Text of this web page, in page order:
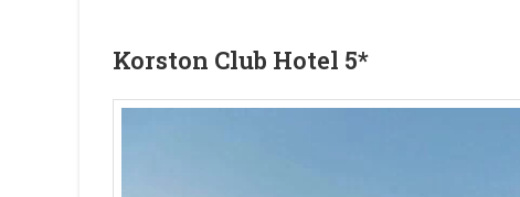
Korston Club Hotel 5*